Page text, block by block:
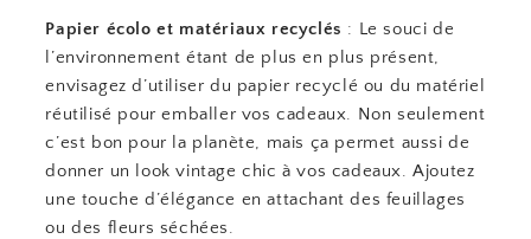
Papier écolo et matériaux recyclés : Le souci de
l’environnement étant de plus en plus présent,
envisagez d’utiliser du papier recyclé ou du matériel
réutilisé pour emballer vos cadeaux. Non seulement
c’est bon pour la planète, mais ça permet aussi de
donner un look vintage chic à vos cadeaux. Ajoutez
une touche d’élégance en attachant des feuillages
ou des fleurs séchées.